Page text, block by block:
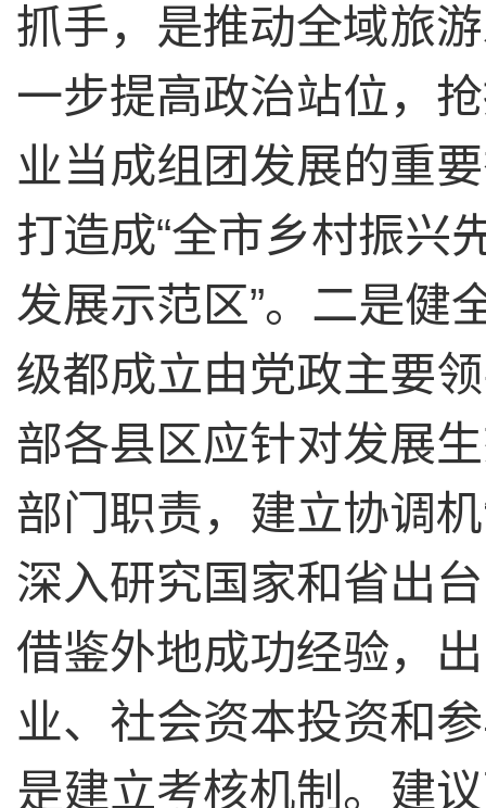
抓手，是推动全域旅
一步提高政治站位，
业当成组团发展的重
打造成“全市乡村振兴
发展示范区”。二是健
级都成立由党政主要
部各县区应针对发展
部门职责，建立协调
深入研究国家和省出
借鉴外地成功经验，
业、社会资本投资和
是建立考核机制。建